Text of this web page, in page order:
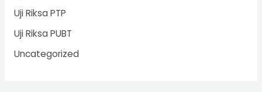
Uji Riksa PTP
Uji Riksa PUBT
Uncategorized